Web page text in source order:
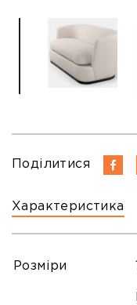
Характеристика
Поділитися
Розміри